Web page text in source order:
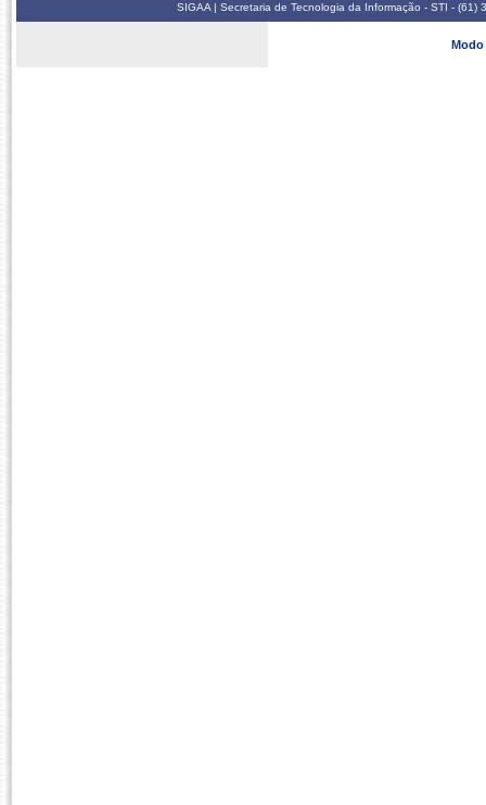
SIGAA | Secretaria de Tecnologia da Informação - STI -
Modo